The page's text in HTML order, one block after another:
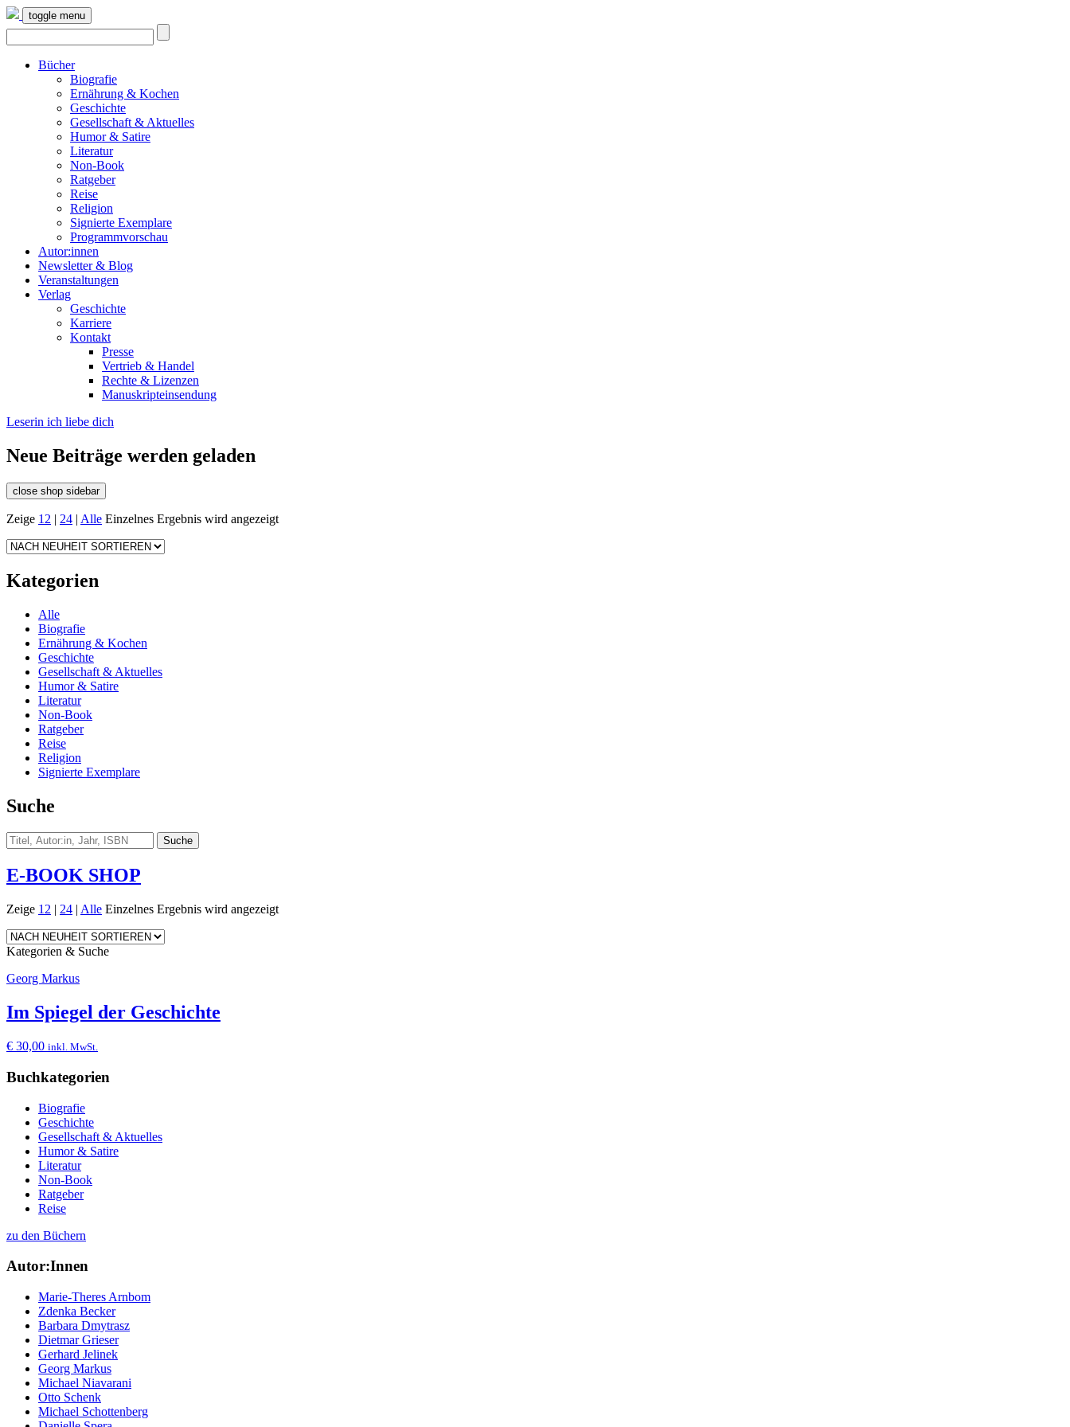
toggle menu
Bücher
Biografie
Ernährung & Kochen
Geschichte
Gesellschaft & Aktuelles
Humor & Satire
Literatur
Non-Book
Ratgeber
Reise
Religion
Signierte Exemplare
Programmvorschau
Autor:innen
Newsletter & Blog
Veranstaltungen
Verlag
Geschichte
Karriere
Kontakt
Presse
Vertrieb & Handel
Rechte & Lizenzen
Manuskripteinsendung
Leserin ich liebe dich
Neue Beiträge werden geladen
close shop sidebar
Zeige 12 | 24 | Alle Einzelnes Ergebnis wird angezeigt
Kategorien
Alle
Biografie
Ernährung & Kochen
Geschichte
Gesellschaft & Aktuelles
Humor & Satire
Literatur
Non-Book
Ratgeber
Reise
Religion
Signierte Exemplare
Suche
E-BOOK SHOP
Zeige 12 | 24 | Alle Einzelnes Ergebnis wird angezeigt
Kategorien & Suche
Georg Markus
Im Spiegel der Geschichte
€ 30,00 inkl. MwSt.
Buchkategorien
Biografie
Geschichte
Gesellschaft & Aktuelles
Humor & Satire
Literatur
Non-Book
Ratgeber
Reise
zu den Büchern
Autor:Innen
Marie-Theres Arnbom
Zdenka Becker
Barbara Dmytrasz
Dietmar Grieser
Gerhard Jelinek
Georg Markus
Michael Niavarani
Otto Schenk
Michael Schottenberg